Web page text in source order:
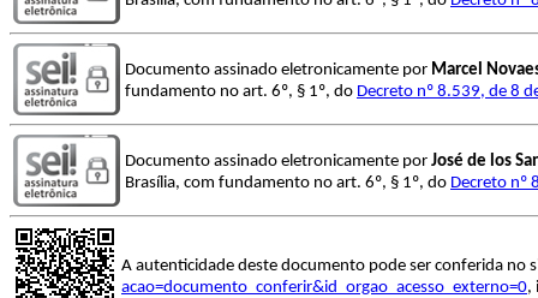
Documento assinado eletronicamente por Marcel
fundamento no art. 6º, § 1º, do Decreto nº 8.539, de 8
Documento assinado eletronicamente por José de los
Brasília, com fundamento no art. 6º, § 1º, do Decreto nº
A autenticidade deste documento pode ser conferida no
acao=documento_conferir&id_orgao_acesso_externo=0,